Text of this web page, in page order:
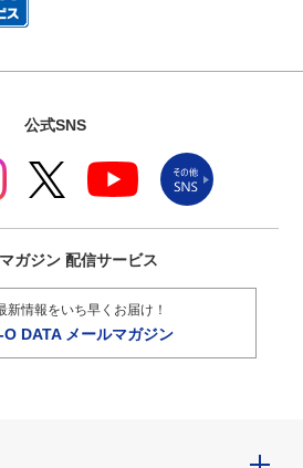
公式SNS
ガジン 配信サービス
新情報をいち早くお届け！
O DATA メールマガジン